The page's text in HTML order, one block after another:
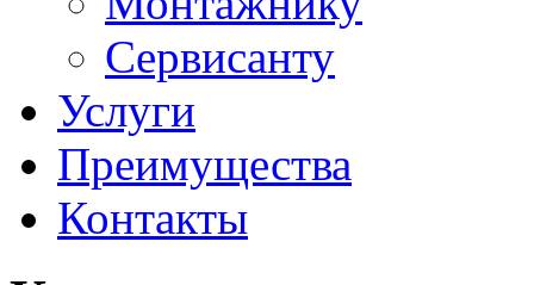
Сервисанту
Услуги
Преимущества
Контакты